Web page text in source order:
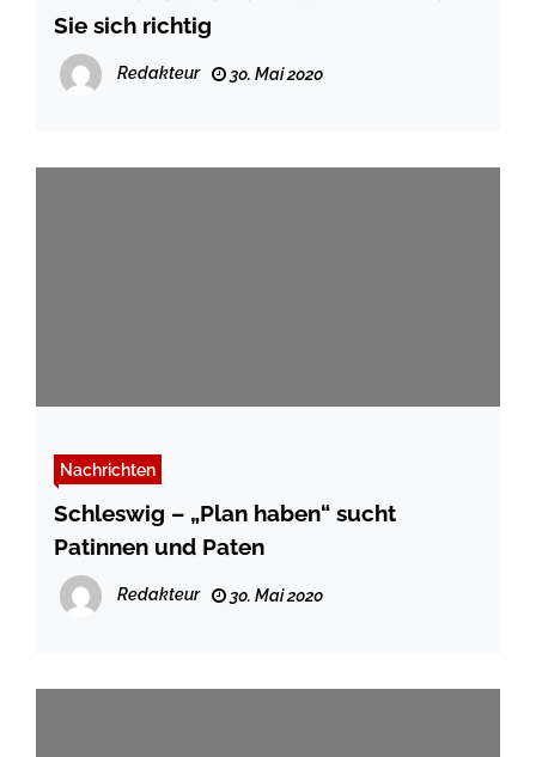
Sie sich richtig
Redakteur 30. Mai 2020
Nachrichten
Schleswig – „Plan haben“ sucht
Patinnen und Paten
Redakteur 30. Mai 2020